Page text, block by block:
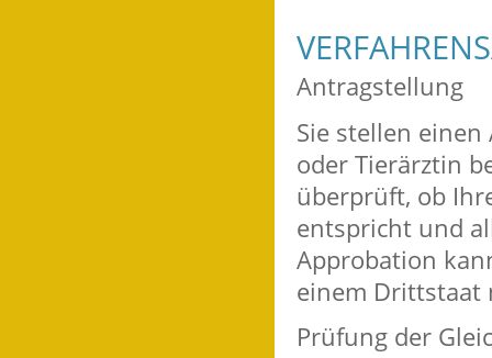
Antragstellung
Sie stellen
oder Tierärztin
überprüft, ob
entspricht und
Approbation
einem Drittstaat
Prüfung der